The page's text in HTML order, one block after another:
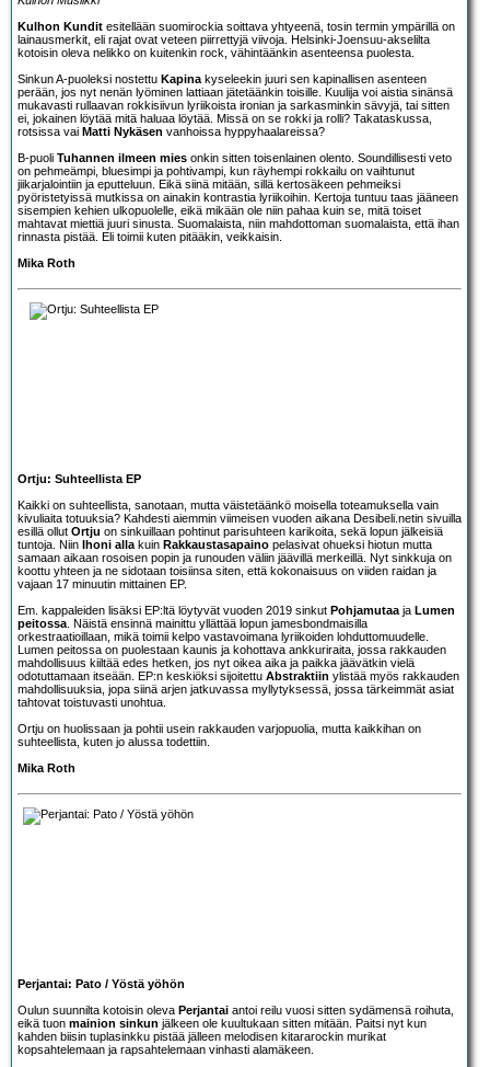
Kulhon Kundit esitellään suomirockia soittava yhtyeenä, tosin termin ympärillä on
lainausmerkit, eli rajat ovat veteen piirrettyjä viivoja. Helsinki-Joensuu-akselilta
kotoisin oleva nelikko on kuitenkin rock, vähintäänkin asenteensa puolesta.
Sinkun A-puoleksi nostettu Kapina kyseleekin juuri sen kapinallisen asenteen
perään, jos nyt nenän lyöminen lattiaan jätetäänkin toisille. Kuulija voi aistia sinänsä
mukavasti rullaavan rokkisiivun lyriikoista ironian ja sarkasminkin sävyjä, tai sitten
ei, jokainen löytää mitä haluaa löytää. Missä on se rokki ja rolli? Takataskussa,
rotsissa vai Matti Nykäsen vanhoissa hyppyhaalareissa?
B-puoli Tuhannen ilmeen mies onkin sitten toisenlainen olento. Soundillisesti veto
on pehmeämpi, bluesimpi ja pohtivampi, kun räyhempi rokkailu on vaihtunut
jiikarjalointiin ja eputteluun. Eikä siinä mitään, sillä kertosäkeen pehmeiksi
pyöristetyissä mutkissa on ainakin kontrastia lyriikoihin. Kertoja tuntuu taas jääneen
sisempien kehien ulkopuolelle, eikä mikään ole niin pahaa kuin se, mitä toiset
mahtavat miettiä juuri sinusta. Suomalaista, niin mahdottoman suomalaista, että ihan
rinnasta pistää. Eli toimii kuten pitääkin, veikkaisin.
Mika Roth
Ortju: Suhteellista EP
Kaikki on suhteellista, sanotaan, mutta väistetäänkö moisella toteamuksella vain
kivuliaita totuuksia? Kahdesti aiemmin viimeisen vuoden aikana Desibeli.netin sivuilla
esillä ollut Ortju on sinkuillaan pohtinut parisuhteen karikoita, sekä lopun jälkeisiä
tuntoja. Niin Ihoni alla kuin Rakkaustasapaino pelasivat ohueksi hiotun mutta
samaan aikaan rosoisen popin ja runouden väliin jäävillä merkeillä. Nyt sinkkuja on
koottu yhteen ja ne sidotaan toisiinsa siten, että kokonaisuus on viiden raidan ja
vajaan 17 minuutin mittainen EP.
Em. kappaleiden lisäksi EP:ltä löytyvät vuoden 2019 sinkut Pohjamutaa ja Lumen
peitossa . Näistä ensinnä mainittu yllättää lopun jamesbondmaisilla
orkestraatioillaan, mikä toimii kelpo vastavoimana lyriikoiden lohduttomuudelle.
Lumen peitossa on puolestaan kaunis ja kohottava ankkuriraita, jossa rakkauden
mahdollisuus kiiltää edes hetken, jos nyt oikea aika ja paikka jäävätkin vielä
odotuttamaan itseään. EP:n keskiöksi sijoitettu Abstraktiin ylistää myös rakkauden
mahdollisuuksia, jopa siinä arjen jatkuvassa myllytyksessä, jossa tärkeimmät asiat
tahtovat toistuvasti unohtua.
Ortju on huolissaan ja pohtii usein rakkauden varjopuolia, mutta kaikkihan on
suhteellista, kuten jo alussa todettiin.
Mika Roth
Perjantai: Pato / Yöstä yöhön
Oulun suunnilta kotoisin oleva Perjantai antoi reilu vuosi sitten sydämensä roihuta,
eikä tuon mainion sinkun jälkeen ole kuultukaan sitten mitään. Paitsi nyt kun
kahden biisin tuplasinkku pistää jälleen melodisen kitararockin murikat
kopsahtelemaan ja rapsahtelemaan vinhasti alamäkeen.